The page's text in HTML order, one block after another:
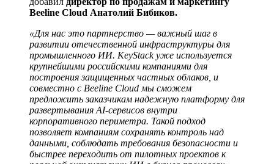
Beeline Cloud Анатолий Бибиков.
«Для нас это партнерство — важный шаг в
развитии отечественной инфраструктуры для
промышленного ИИ. KeyStack уже используется
крупнейшими российскими компаниями для
построения защищенных частных облаков, и
совместно с Beeline Cloud мы сможем
предложить заказчикам надежную платформу для
развертывания AI-сервисов внутри
корпоративного периметра. Такой подход
позволяет компаниям сохранять контроль над
данными, соблюдать требования безопасности и
быстрее переходить от пилотных проектов к